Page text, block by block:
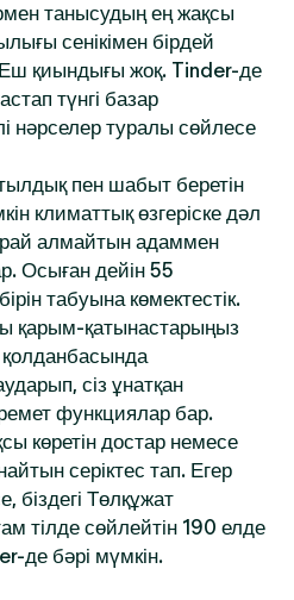
танысудың ең жақсы
сенікімен бірдей
Еш қиындығы жоқ. Tinder-де
түнгі базар
нәрселер туралы сөйлесе
пен шабыт беретін
климаттық өзгеріске дәл
алмайтын адаммен
Осыған дейін 55
табуына көмектестік.
қарым-қатынастарыңыз
сіз ұнатқан
функциялар бар.
көретін достар немесе
серіктес тап. Егер
біздегі Төлқұжат
тілде сөйлейтін 190 елде
де бәрі мүмкін.